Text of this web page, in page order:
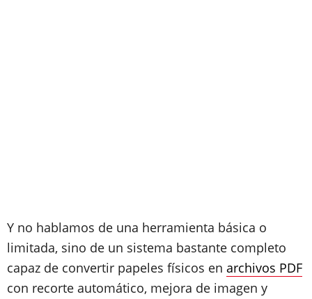
Y no hablamos de una herramienta básica o
limitada, sino de un sistema bastante completo
capaz de convertir papeles físicos en archivos PDF
con recorte automático, mejora de imagen y